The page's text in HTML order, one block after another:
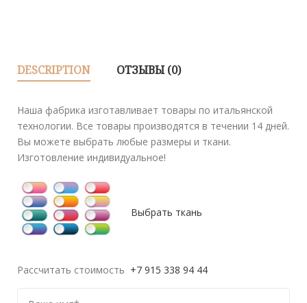
DESCRIPTION ОТЗЫВЫ (0)
Наша фабрика изготавливает товары по итальянской
технологии. Все товары производятся в течении 14 дней.
Вы можете выбрать любые размеры и ткани.
Изготовление индивидуальное!
Выбрать ткань
Рассчитать стоимость +7 915 338 94 44